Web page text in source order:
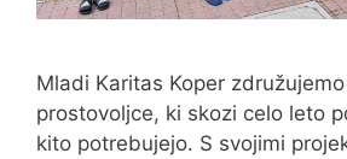
Mladi Karitas Koper
prostovoljce, ki skozi celo leto
kito potrebujejo. S svojimi